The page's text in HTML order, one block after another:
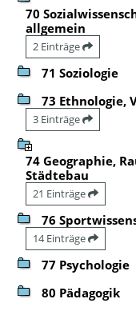
70
allgemein
2 Einträge
71 Soziologie
73 Ethnologie,
3 Einträge
74 Geographie,
Städtebau
21 Einträge
76
14 Einträge
77 Psychologie
80 Pädagogik